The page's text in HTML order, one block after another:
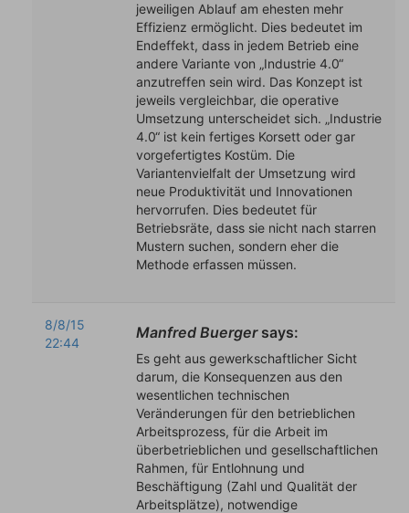
jeweiligen Ablauf am ehesten mehr
Effizienz ermöglicht. Dies bedeutet im
Endeffekt, dass in jedem Betrieb eine
andere Variante von „Industrie 4.0“
anzutreffen sein wird. Das Konzept ist
jeweils vergleichbar, die operative
Umsetzung unterscheidet sich. „Industrie
4.0“ ist kein fertiges Korsett oder gar
vorgefertigtes Kostüm. Die
Variantenvielfalt der Umsetzung wird
neue Produktivität und Innovationen
hervorrufen. Dies bedeutet für
Betriebsräte, dass sie nicht nach starren
Mustern suchen, sondern eher die
Methode erfassen müssen.
8/8/15
22:44
Manfred Buerger says:
Es geht aus gewerkschaftlicher Sicht
darum, die Konsequenzen aus den
wesentlichen technischen
Veränderungen für den betrieblichen
Arbeitsprozess, für die Arbeit im
überbetrieblichen und gesellschaftlichen
Rahmen, für Entlohnung und
Beschäftigung (Zahl und Qualität der
Arbeitsplätze), notwendige